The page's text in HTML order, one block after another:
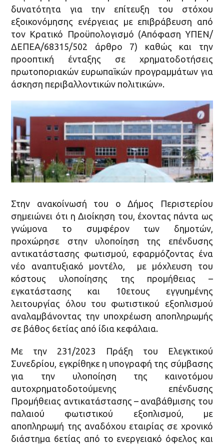
δυνατότητα για την επίτευξη του στόχου
εξοικονόμησης ενέργειας με επιβράβευση από
τον Κρατικό Προϋπολογισμό (Απόφαση ΥΠΕΝ/
ΔΕΠΕΑ/68315/502 άρθρο 7) καθώς και την
προοπτική ένταξης σε χρηματοδοτήσεις
πρωτοποριακών ευρωπαϊκών προγραμμάτων για
άσκηση περιβαλλοντικών πολιτικών».
Στην ανακοίνωσή του ο Δήμος Περιστερίου
σημειώνει ότι η Διοίκηση του, έχοντας πάντα ως
γνώμονα το συμφέρον των δημοτών,
προχώρησε στην υλοποίηση της επένδυσης
αντικατάστασης φωτισμού, εφαρμόζοντας ένα
νέο αναπτυξιακό μοντέλο, με μόχλευση του
κόστους υλοποίησης της προμήθειας –
εγκατάστασης και 10ετους εγγυημένης
λειτουργίας όλου του φωτιστικού εξοπλισμού
αναλαμβάνοντας την υποχρέωση αποπληρωμής
σε βάθος 6ετίας από ίδια κεφάλαια.
Με την 231/2023 Πράξη του Ελεγκτικού
Συνεδρίου, εγκρίθηκε η υπογραφή της σύμβασης
για την υλοποίηση της καινοτόμου
αυτοχρηματοδοτούμενης επένδυσης
Προμήθειας αντικατάστασης – αναβάθμισης του
παλαιού φωτιστικού εξοπλισμού, με
αποπληρωμή της αναδόχου εταιρίας σε χρονικό
διάστημα 6ετίας από το ενεργειακό όφελος και